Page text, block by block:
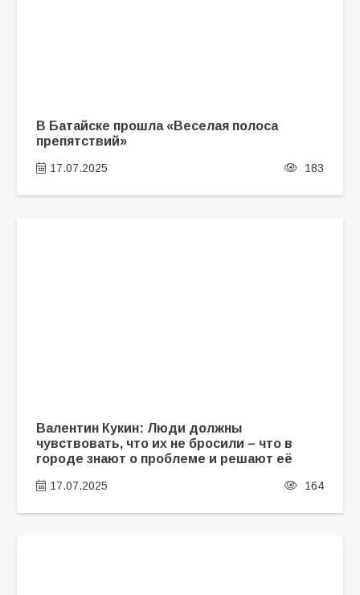
В Батайске прошла «Веселая полоса
препятствий»
17.07.2025 183
Валентин Кукин: Люди должны
чувствовать, что их не бросили – что в
городе знают о проблеме и решают её
17.07.2025 164